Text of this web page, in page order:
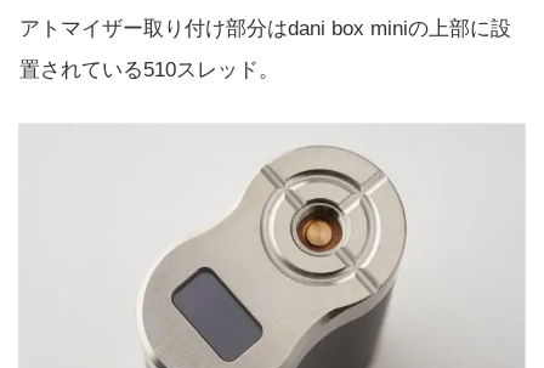
アトマイザー取り付け部分はdani box miniの上部に設
置されている510スレッド。